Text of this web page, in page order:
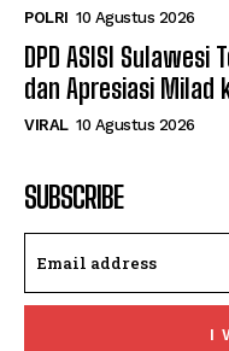
POLRI 10 Agustus 2026
DPD ASISI
dan Apresiasi Milad
VIRAL 10 Agustus 2026
SUBSCRIBE
I